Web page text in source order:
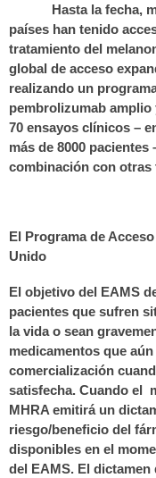
Hasta la fecha,
países han tenido
tratamiento del
global de acceso
realizando un
pembrolizumab
70 ensayos clínicos –
más de 8000
combinación con otras
El Programa de
Unido
El objetivo del EAMS
pacientes que sufren
la vida o sean
medicamentos que
comercialización
satisfecha. Cuando el
MHRA emitirá un
riesgo/beneficio del
disponibles en el
del EAMS. El dictamen